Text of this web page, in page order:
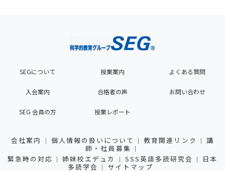
SEGについて 授業案内 よくある質問
入会案内 合格者の声 お問い合わせ
SEG 会員の方 授業レポート
会社案内 個人情報の扱いについて 教育関連リンク
講
師・社員募集
緊急時の対応
姉妹校エデュカ SSS英語多読研究会
日本
多読学会
サイトマップ